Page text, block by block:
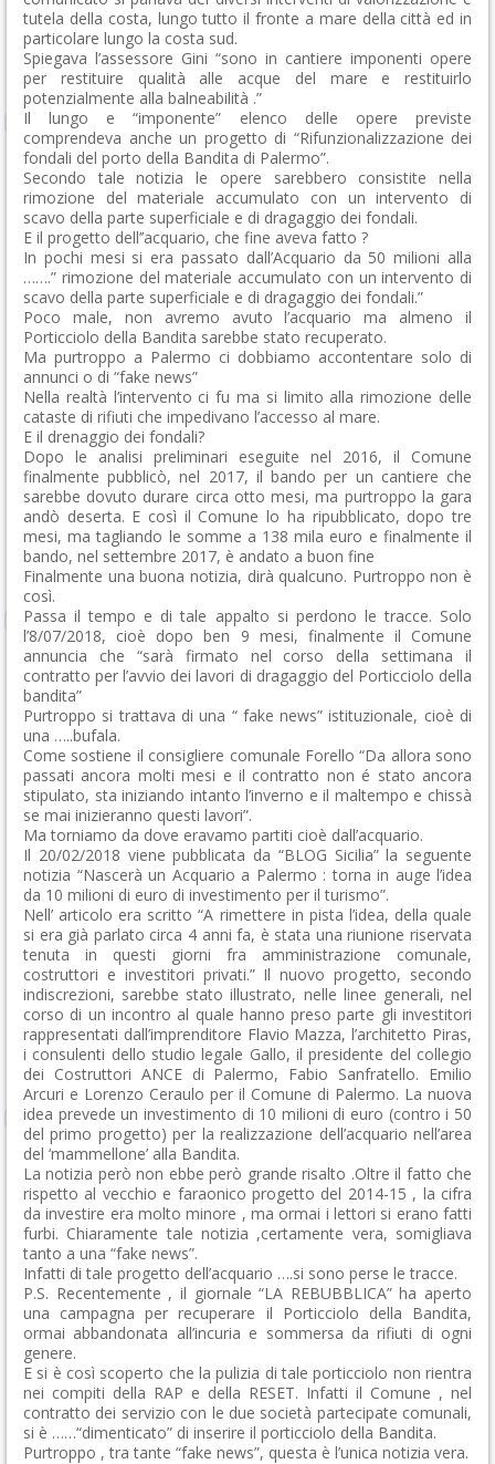
tutela della costa, lungo tutto il fronte a mare della città ed in
particolare lungo la costa sud.
Spiegava l’assessore Gini “sono in cantiere imponenti opere
per restituire qualità alle acque del mare e restituirlo
potenzialmente alla balneabilità .”
Il lungo e “imponente” elenco delle opere previste
comprendeva anche un progetto di “Rifunzionalizzazione dei
fondali del porto della Bandita di Palermo”.
Secondo tale notizia le opere sarebbero consistite nella
rimozione del materiale accumulato con un intervento di
scavo della parte superficiale e di dragaggio dei fondali.
E il progetto dell’’acquario, che fine aveva fatto ?
In pochi mesi si era passato dall’Acquario da 50 milioni alla
…….” rimozione del materiale accumulato con un intervento di
scavo della parte superficiale e di dragaggio dei fondali.”
Poco male, non avremo avuto l’acquario ma almeno il
Porticciolo della Bandita sarebbe stato recuperato.
Ma purtroppo a Palermo ci dobbiamo accontentare solo di
annunci o di “fake news”
Nella realtà l’intervento ci fu ma si limito alla rimozione delle
cataste di rifiuti che impedivano l’accesso al mare.
E il drenaggio dei fondali?
Dopo le analisi preliminari eseguite nel 2016, il Comune
finalmente pubblicò, nel 2017, il bando per un cantiere che
sarebbe dovuto durare circa otto mesi, ma purtroppo la gara
andò deserta. E così il Comune lo ha ripubblicato, dopo tre
mesi, ma tagliando le somme a 138 mila euro e finalmente il
bando, nel settembre 2017, è andato a buon fine
Finalmente una buona notizia, dirà qualcuno. Purtroppo non è
così.
Passa il tempo e di tale appalto si perdono le tracce. Solo
l’8/07/2018, cioè dopo ben 9 mesi, finalmente il Comune
annuncia che “sarà firmato nel corso della settimana il
contratto per l’avvio dei lavori di dragaggio del Porticciolo della
bandita”
Purtroppo si trattava di una “ fake news” istituzionale, cioè di
una …..bufala.
Come sostiene il consigliere comunale Forello “Da allora sono
passati ancora molti mesi e il contratto non é stato ancora
stipulato, sta iniziando intanto l’inverno e il maltempo e chissà
se mai inizieranno questi lavori”.
Ma torniamo da dove eravamo partiti cioè dall’acquario.
Il 20/02/2018 viene pubblicata da “BLOG Sicilia” la seguente
notizia “Nascerà un Acquario a Palermo : torna in auge l’idea
da 10 milioni di euro di investimento per il turismo”.
Nell’ articolo era scritto “A rimettere in pista l’idea, della quale
si era già parlato circa 4 anni fa, è stata una riunione riservata
tenuta in questi giorni fra amministrazione comunale,
costruttori e investitori privati.” Il nuovo progetto, secondo
indiscrezioni, sarebbe stato illustrato, nelle linee generali, nel
corso di un incontro al quale hanno preso parte gli investitori
rappresentati dall’imprenditore Flavio Mazza, l’architetto Piras,
i consulenti dello studio legale Gallo, il presidente del collegio
dei Costruttori ANCE di Palermo, Fabio Sanfratello. Emilio
Arcuri e Lorenzo Ceraulo per il Comune di Palermo. La nuova
idea prevede un investimento di 10 milioni di euro (contro i 50
del primo progetto) per la realizzazione dell’acquario nell’area
del ‘mammellone’ alla Bandita.
La notizia però non ebbe però grande risalto .Oltre il fatto che
rispetto al vecchio e faraonico progetto del 2014-15 , la cifra
da investire era molto minore , ma ormai i lettori si erano fatti
furbi. Chiaramente tale notizia ,certamente vera, somigliava
tanto a una “fake news”.
Infatti di tale progetto dell’acquario ….si sono perse le tracce.
P.S. Recentemente , il giornale “LA REBUBBLICA” ha aperto
una campagna per recuperare il Porticciolo della Bandita,
ormai abbandonata all’incuria e sommersa da rifiuti di ogni
genere.
E si è così scoperto che la pulizia di tale porticciolo non rientra
nei compiti della RAP e della RESET. Infatti il Comune , nel
contratto dei servizio con le due società partecipate comunali,
si è ……“dimenticato” di inserire il porticciolo della Bandita.
Purtroppo , tra tante “fake news”, questa è l’unica notizia vera.